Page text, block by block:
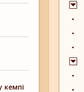
кемпі